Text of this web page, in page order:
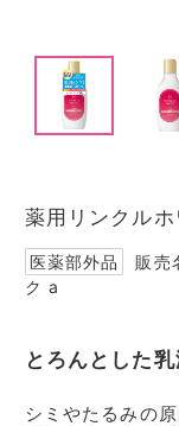
3
m
1
o
f
薬用リンクル
医薬部外品
販売
ク a
とろんとした
シミやたるみの